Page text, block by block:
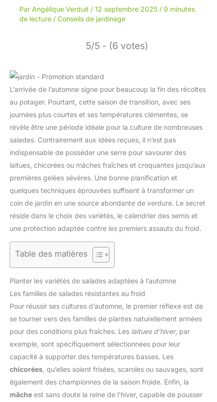
Par Angélique Verduit / 12 septembre 2025 / 9 minutes
de lecture / Conseils de jardinage
5/5 - (6 votes)
L’arrivée de l’automne signe pour beaucoup la fin des récoltes
au potager. Pourtant, cette saison de transition, avec ses
journées plus courtes et ses températures clémentes, se
révèle être une période idéale pour la culture de nombreuses
salades. Contrairement aux idées reçues, il n’est pas
indispensable de posséder une serre pour savourer des
laitues, chicorées ou mâches fraîches et croquantes jusqu’aux
premières gelées sévères. Une bonne planification et
quelques techniques éprouvées suffisent à transformer un
coin de jardin en une source abondante de verdure. Le secret
réside dans le choix des variétés, le calendrier des semis et
une protection adaptée contre les premiers assauts du froid.
Table des matières
Planter les variétés de salades adaptées à l’automne
Les familles de salades résistantes au froid
Pour réussir ses cultures d’automne, le premier réflexe est de
se tourner vers des familles de plantes naturellement armées
pour des conditions plus fraîches. Les laitues d’hiver, par
exemple, sont spécifiquement sélectionnées pour leur
capacité à supporter des températures basses. Les
chicorées , qu’elles soient frisées, scaroles ou sauvages, sont
également des championnes de la saison froide. Enfin, la
mâche est sans doute la reine de l’hiver, capable de pousser